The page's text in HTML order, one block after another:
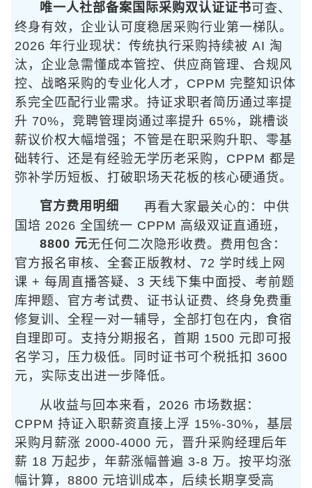
唯一人社部备案国际采购双认证证书可查、
终身有效，企业认可度稳居采购行业第一梯队。
2026 年行业现状：传统执行采购持续被 AI 淘
汰，企业急需懂成本管控、供应商管理、合规风
控、战略采购的专业化人才，CPPM 完整知识体
系完全匹配行业需求。持证求职者简历通过率提
升 70%，竞聘管理岗通过率提升 65%，跳槽谈
薪议价权大幅增强；不管是在职采购升职、零基
础转行、还是有经验无学历老采购，CPPM 都是
弥补学历短板、打破职场天花板的核心硬通货。
再看大家最关心的
官方费用明细
：中供
国培 2026 全国统一 CPPM 高级双证直通班
8800 元
，
无任何二次隐形收费。费用包含：
官方报名审核、全套正版教材、72 学时线上网
课 + 每周直播答疑、3 天线下集中面授、考前题
库押题、官方考试费、证书认证费、终身免费重
修复训、全程一对一辅导，全部打包在内，食宿
自理即可。支持分期报名，首期 1500 元即可报
名学习，压力极低。同时证书可个税抵扣 3600
元，实际支出进一步降低。
从收益与回本来看，2026 市场数据：
CPPM 持证入职薪资直接上浮 15%-30%，基层
采购月薪涨 2000-4000 元，晋升采购经理后年
薪 18 万起步，年薪涨幅普遍 3-8 万。按平均涨
幅计算，8800 元培训成本 ，后续长期享受高